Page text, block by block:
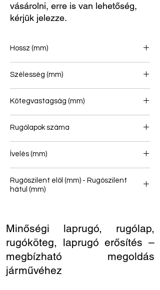
vásárolni, erre is van lehetőség,
kérjük jelezze.
Hossz (mm)
Szélesség (mm)
Kötegvastagság (mm)
Rugólapok száma
Ívelés (mm)
Rugószilent elöl (mm) - Rugószilent
hátul (mm)
Minőségi laprugó, rugólap,
rugóköteg, laprugó erősítés –
megbízható megoldás
járművéhez